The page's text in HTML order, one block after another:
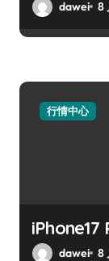
dawei 8
行情中心
dawei 8